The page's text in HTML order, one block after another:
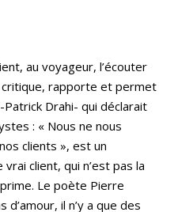
au voyageur, l’écouter
rapporte et permet
Drahi- qui déclarait
: « Nous ne nous
clients », est un
client, qui n’est pas la
Le poète Pierre
d’amour, il n’y a que des